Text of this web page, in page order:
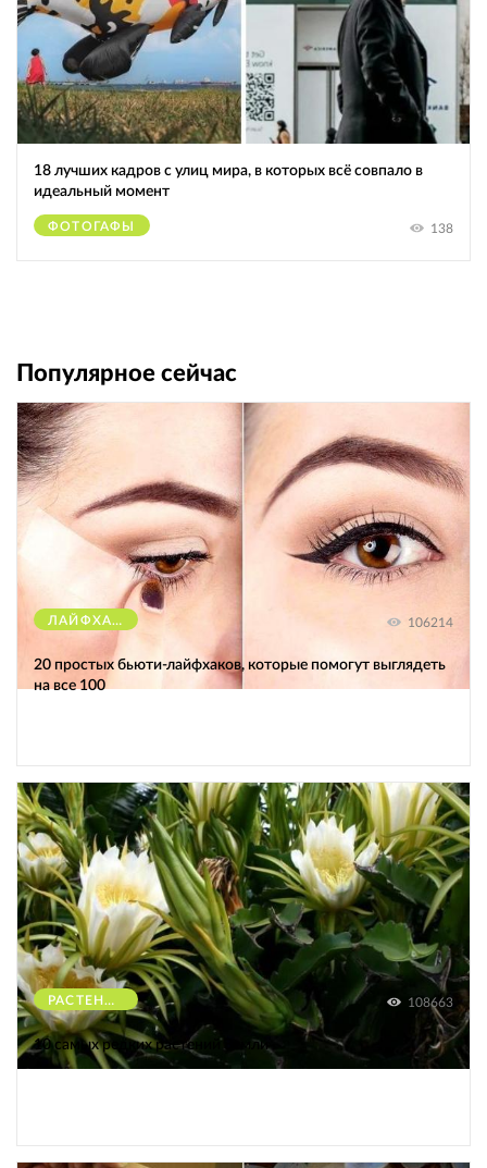
18 лучших кадров с улиц мира, в которых всё совпало в
идеальный момент
ФОТОГАФЫ 138
Популярное сейчас
ЛАЙФХАКИ 106214
20 простых бьюти-лайфхаков, которые помогут выглядеть
на все 100
РАСТЕНИЯ 108663
10 самых редких растений Земли